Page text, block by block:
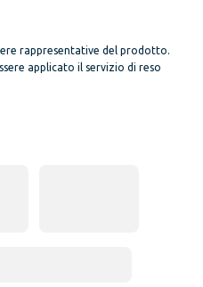
rappresentative del prodotto.
applicato il servizio di reso